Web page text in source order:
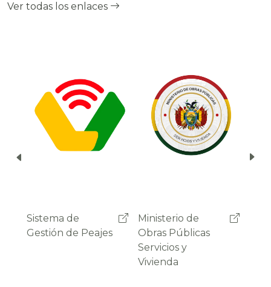
usuario.
Ver todas los enlaces
Ministerio de
Obras Públicas
Administradora
Boliviana de
Carreteras